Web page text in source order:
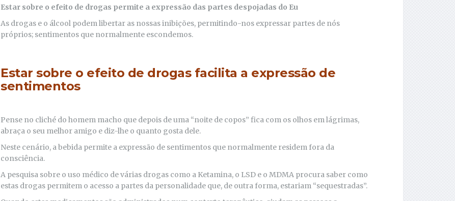
Estar sobre o efeito de drogas permite a expressão das partes despojadas do Eu
As drogas e o álcool podem libertar as nossas inibições, permitindo-nos expressar partes de nós
próprios; sentimentos que normalmente escondemos.
Estar sobre o efeito de drogas facilita a expressão de
sentimentos
Pense no cliché do homem macho que depois de uma “noite de copos” fica com os olhos em lágrimas,
abraça o seu melhor amigo e diz-lhe o quanto gosta dele.
Neste cenário, a bebida permite a expressão de sentimentos que normalmente residem fora da
consciência.
A pesquisa sobre o uso médico de várias drogas como a Ketamina, o LSD e o MDMA procura saber como
estas drogas permitem o acesso a partes da personalidade que, de outra forma, estariam “sequestradas”.